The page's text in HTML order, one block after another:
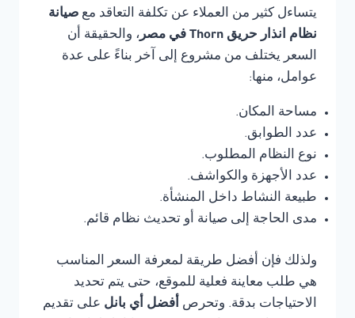
يتساءل كثير من العملاء عن تكلفة التعاقد مع صيانة
نظام انذار حريق Thorn في مصر
، والحقيقة أن
السعر يختلف من مشروع إلى آخر بناءً على عدة
عوامل، منها:
مساحة المكان.
عدد الطوابق.
نوع النظام المطلوب.
عدد الأجهزة والكواشف.
طبيعة النشاط داخل المنشأة.
مدى الحاجة إلى صيانة أو تحديث نظام قائم.
ولذلك فإن أفضل طريقة لمعرفة السعر المناسب
هي طلب معاينة فعلية للموقع، حتى يتم تحديد
الاحتياجات بدقة. وتحرص أفضل أي بانل على تقديم